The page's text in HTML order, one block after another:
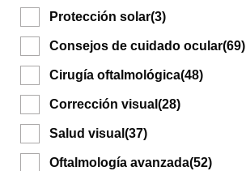
Protección solar(3)
Consejos de cuidado ocular(69)
Cirugía oftalmológica(48)
Corrección visual (28)
Salud visual (37)
Oftalmología avanzada(52)